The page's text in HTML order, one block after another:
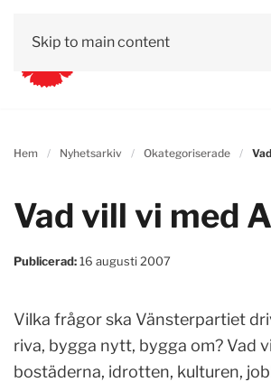
Skip to main content
Hem Nyhetsarkiv Okategoriserade
Vad vill vi med
Publicerad:16 augusti 2007
Vilka frågor ska Vänsterpartiet
riva, bygga nytt, bygga om? Vad
bostäderna, idrotten, kulturen,